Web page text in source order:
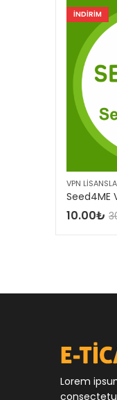
INDIRIM
VPN
Seed4ME
10.00₺
Lorem